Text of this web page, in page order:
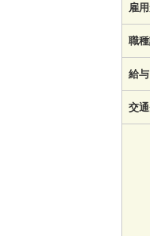
雇
職
給与
交